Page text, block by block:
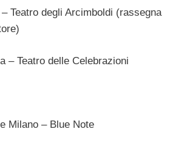
Teatro degli Arcimboldi (rassegna
– Teatro delle Celebrazioni
Milano – Blue Note